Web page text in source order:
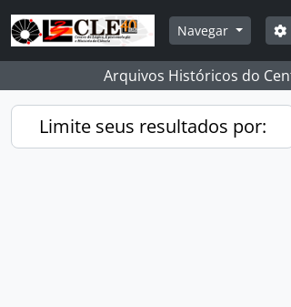
Skip to main content
Navegar
Arquivos Históricos do
Limite seus resultados por: